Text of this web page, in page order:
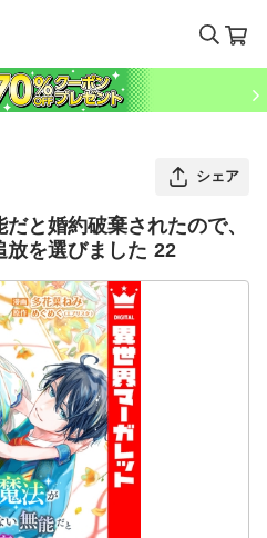
シェア
と婚約破棄されたので、
放を選びました 22